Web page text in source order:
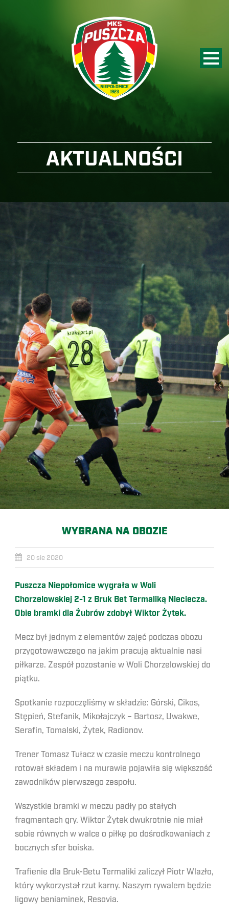
AKTUALNOŚCI
WYGRANA NA OBOZIE
20 sie 2020
Puszcza Niepołomice wygrała w Woli
Chorzelowskiej 2-1 z Bruk Bet Termaliką Nieciecza.
Obie bramki dla Żubrów zdobył Wiktor Żytek.
Mecz był jednym z elementów zajęć podczas obozu
przygotowawczego na jakim pracują aktualnie nasi
piłkarze. Zespół pozostanie w Woli Chorzelowskiej do
piątku.
Spotkanie rozpoczęliśmy w składzie: Górski, Cikos,
Stępień, Stefanik, Mikołajczyk – Bartosz, Uwakwe,
Serafin, Tomalski, Żytek, Radionov.
Trener Tomasz Tułacz w czasie meczu kontrolnego
rotował składem i na murawie pojawiła się większość
zawodników pierwszego zespołu.
Wszystkie bramki w meczu padły po stałych
fragmentach gry. Wiktor Żytek dwukrotnie nie miał
sobie równych w walce o piłkę po dośrodkowaniach z
bocznych sfer boiska.
Trafienie dla Bruk-Betu Termaliki zaliczył Piotr Wlazło,
który wykorzystał rzut karny. Naszym rywalem będzie
ligowy beniaminek, Resovia.